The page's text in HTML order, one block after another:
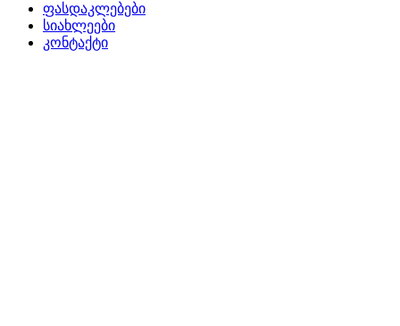
ფასდაკლებები
სიახლეები
კონტაქტი